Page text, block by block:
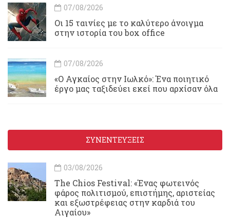
07/08/2026
Οι 15 ταινίες με το καλύτερο άνοιγμα
στην ιστορία του box office
07/08/2026
«Ο Αγκαίος στην Ιωλκό»: Ένα ποιητικό
έργο μας ταξιδεύει εκεί που αρχίσαν όλα
ΣΥΝΕΝΤΕΥΞΕΙΣ
03/08/2026
Τhe Chios Festival: «Ένας φωτεινός
φάρος πολιτισμού, επιστήμης, αριστείας
και εξωστρέφειας στην καρδιά του
Αιγαίου»